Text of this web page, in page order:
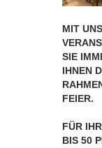
MIT
SIE
IHNEN
FEIER.
FÜR
BIS 50